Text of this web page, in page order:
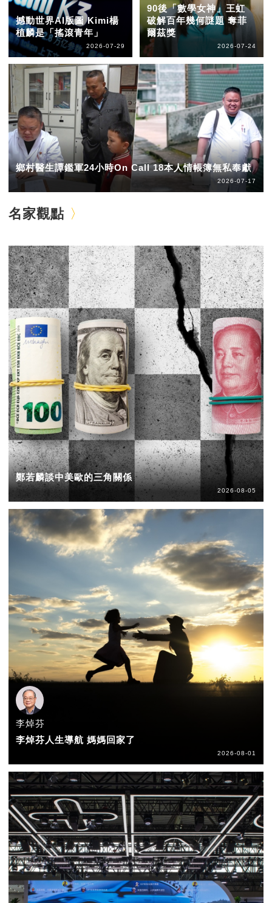
撼動世界AI版圖 Kimi楊
植麟是「搖滾青年」
2026-07-29
90後「數學女神」王虹
破解百年幾何謎題 奪菲
爾茲獎
2026-07-24
鄉村醫生譚鑑軍24小時On Call 18本人情帳簿無私奉獻
2026-07-17
名家觀點
鄭若麟談中美歐的三角關係
2026-08-05
李焯芬
李焯芬人生導航 媽媽回家了
2026-08-01